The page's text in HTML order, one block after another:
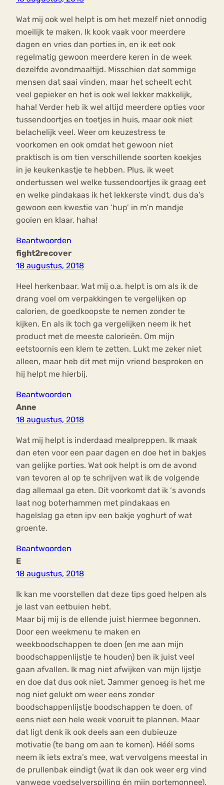
Wat mij ook wel helpt is om het mezelf niet onnodig
moeilijk te maken. Ik kook vaak voor meerdere
dagen en vries dan porties in, en ik eet ook
regelmatig gewoon meerdere keren in de week
dezelfde avondmaaltijd. Misschien dat sommige
mensen dat saai vinden, maar het scheelt echt
veel gepieker en het is ook wel lekker makkelijk,
haha! Verder heb ik wel altijd meerdere opties voor
tussendoortjes en toetjes in huis, maar ook niet
belachelijk veel. Weer om keuzestress te
voorkomen en ook omdat het gewoon niet
praktisch is om tien verschillende soorten koekjes
in je keukenkastje te hebben. Plus, ik weet
ondertussen wel welke tussendoortjes ik graag eet
en welke pindakaas ik het lekkerste vindt, dus da’s
gewoon een kwestie van ‘hup’ in m’n mandje
gooien en klaar, haha!
Beantwoorden
fight2recover
18 augustus, 2018
Heel herkenbaar. Wat mij o.a. helpt is om als ik de
drang voel om verpakkingen te vergelijken op
calorien, de goedkoopste te nemen zonder te
kijken. En als ik toch ga vergelijken neem ik het
product met de meeste calorieën. Om mijn
eetstoornis een klem te zetten. Lukt me zeker niet
alleen, maar heb dit met mijn vriend besproken en
hij helpt me hierbij.
Beantwoorden
Anne
18 augustus, 2018
Wat mij helpt is inderdaad mealpreppen. Ik maak
dan eten voor een paar dagen en doe het in bakjes
van gelijke porties. Wat ook helpt is om de avond
van tevoren al op te schrijven wat ik de volgende
dag allemaal ga eten. Dit voorkomt dat ik ‘s avonds
laat nog boterhammen met pindakaas en
hagelslag ga eten ipv een bakje yoghurt of wat
groente.
Beantwoorden
E
18 augustus, 2018
Ik kan me voorstellen dat deze tips goed helpen als
je last van eetbuien hebt.
Maar bij mij is de ellende juist hiermee begonnen.
Door een weekmenu te maken en
weekboodschappen te doen (en me aan mijn
boodschappenlijstje te houden) ben ik juist veel
gaan afvallen. Ik mag niet afwijken van mijn lijstje
en doe dat dus ook niet. Jammer genoeg is het me
nog niet gelukt om weer eens zonder
boodschappenlijstje boodschappen te doen, of
eens niet een hele week vooruit te plannen. Maar
dat ligt denk ik ook deels aan een dubieuze
motivatie (te bang om aan te komen). Héél soms
neem ik iets extra’s mee, wat vervolgens meestal in
de prullenbak eindigt (wat ik dan ook weer erg vind
vanwege voedselverspilling én mijn portemonnee).